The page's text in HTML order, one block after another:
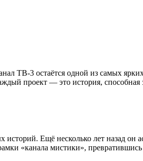
ТВ-3 остаётся одной из самых
проект — это история, способная
Ещё несколько лет назад он
«канала мистики»,